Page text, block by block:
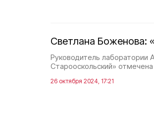
Светлана Боженова:
Руководитель лаборатории
Старооскольский»
26 октября 2024, 17:21